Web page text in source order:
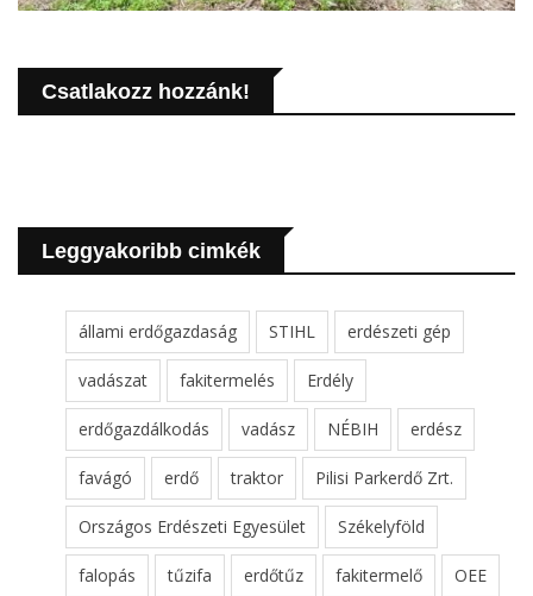
Csatlakozz hozzánk!
Leggyakoribb cimkék
állami erdőgazdaság STIHL erdészeti gép
vadászat fakitermelés Erdély
erdőgazdálkodás vadász NÉBIH erdész
favágó erdő traktor Pilisi Parkerdő Zrt.
Országos Erdészeti Egyesület Székelyföld
falopás tűzifa erdőtűz fakitermelő OEE